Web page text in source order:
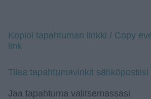
Kopioi tapahtuman linkki / Copy
link
Tilaa tapahtumavinkit sähköpostiisi
Jaa tapahtuma valitsemassasi